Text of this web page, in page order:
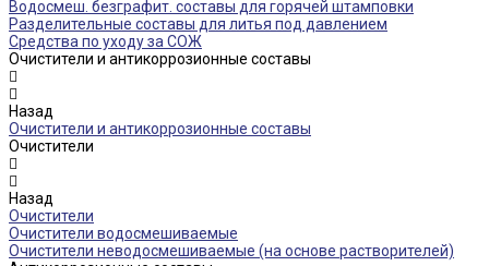
Водосмеш. безграфит. составы для горячей штамповки
Разделительные составы для литья под давлением
Средства по уходу за СОЖ
Очистители и антикоррозионные составы
Назад
Очистители и антикоррозионные составы
Очистители
Назад
Очистители
Очистители водосмешиваемые
Очистители неводосмешиваемые (на основе растворителей)